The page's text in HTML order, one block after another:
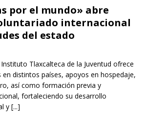
por el mundo» abre
internacional
del estado
Instituto Tlaxcalteca de la Juventud ofrece
en distintos países, apoyos en hospedaje,
así como formación previa y
fortaleciendo su desarrollo
y [...]